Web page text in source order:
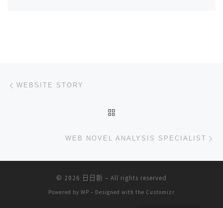
文章导航
WEBSITE STORY
WEB NOVEL ANALYSIS SPECIALIST
© 2026 日日新 – All rights reserved
Powered by WP – Designed with the Customizr